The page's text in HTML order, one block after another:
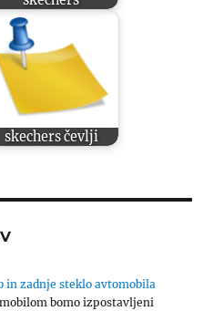
skechers čevlji
in zadnje steklo avtomobila
bomo izpostavljeni